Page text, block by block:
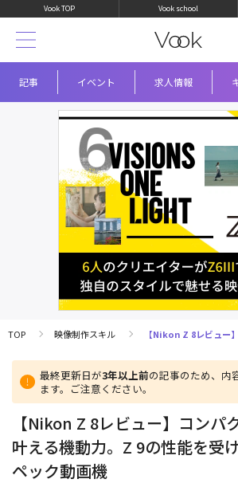
Vook TOP Vook school
記事 イベント 求人情報
TOP 映像制作スキル 【Nikon Z 8レビュー
最終更新日が3年以上前の記事のため、内
ます。ご注意ください。
【Nikon Z 8レビュー】コンパ
叶える機動力。Z 9の性能を受
ペック動画機